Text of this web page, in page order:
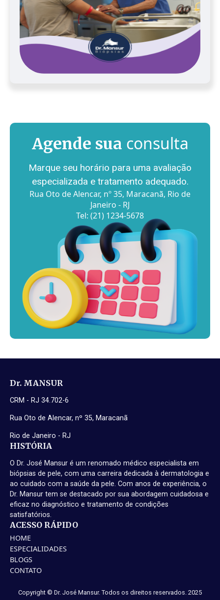
Agende sua consulta
Marque seu horário para uma avaliação
especializada e tratamento adequado.
Rua Oto de Alencar, nº 35, Maracanã, Rio de
Janeiro - RJ
Tel: (21) 1234-5678
Dr. MANSUR
CRM - RJ 34.702-6
Rua Oto de Alencar, nº 35, Maracanã
Rio de Janeiro - RJ
HISTÓRIA
O Dr. José Mansur é um renomado médico especialista em
biópsias de pele, com uma carreira dedicada à dermatologia e
ao cuidado com a saúde da pele. Com anos de experiência, o
Dr. Mansur tem se destacado por sua abordagem cuidadosa e
eficaz no diagnóstico e tratamento de condições
satisfatórios.
ACESSO RÁPIDO
HOME
ESPECIALIDADES
BLOGS
CONTATO
Copyright © Dr. José Mansur. Todos os direitos reservados. 2025